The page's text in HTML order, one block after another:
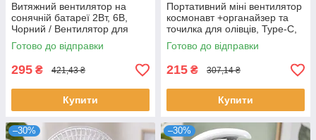
Витяжний вентилятор на
сонячній батареї 2Вт, 6В,
Чорний / Вентилятор для
курника / Сонячний
вентилятор для теплиці
Готово до відправки
295 ₴ 421,43 ₴
Купити
Портативний міні вентилятор
космонавт +органайзер та
точилка для олівців, Type-C,
Жовтий / Акумуляторний
вентилятор для дітей
Готово до відправки
215 ₴ 307,14 ₴
Купити
–30% –30%